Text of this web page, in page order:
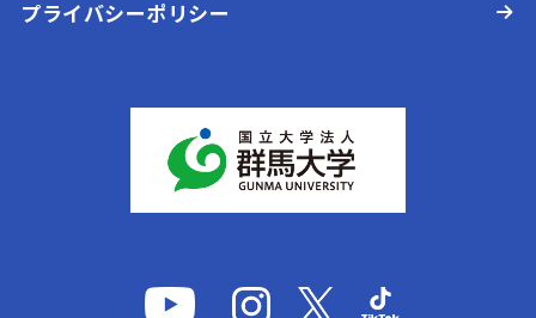
プライバシーポリシー